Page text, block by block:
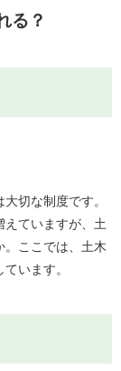
る？
切な制度です。
えていますが、土
。ここでは、土木
います。